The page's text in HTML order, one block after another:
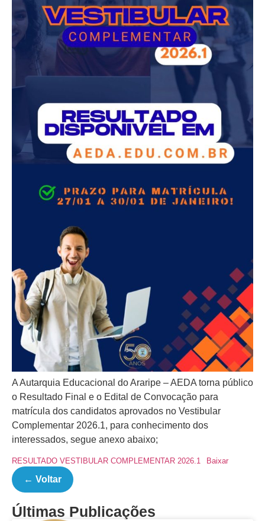
A Autarquia Educacional do Araripe – AEDA torna público
o Resultado Final e o Edital de Convocação para
matrícula dos candidatos aprovados no Vestibular
Complementar 2026.1, para conhecimento dos
interessados, segue anexo abaixo;
RESULTADO VESTIBULAR COMPLEMENTAR 2026.1 Baixar
← Voltar
Últimas Publicações